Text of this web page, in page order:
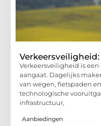
Verkeersveiligheid is
aangaat. Dagelijks
van wegen, fietspaden
technologische
infrastructuur,
Aanbiedingen